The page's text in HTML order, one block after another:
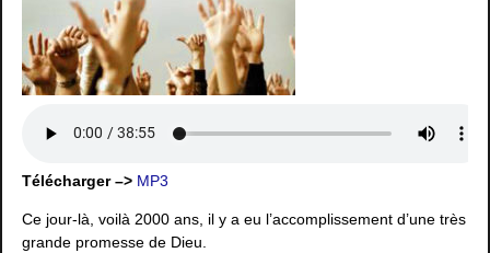
Télécharger –> MP3
Ce jour-là, voilà 2000 ans, il y a eu l’accomplissement d’une très
grande promesse de Dieu.